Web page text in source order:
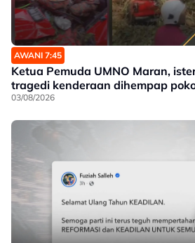
AWANI 7:45
Ketua Pemuda UMNO Maran,
tragedi kenderaan dihempap
03/08/2026